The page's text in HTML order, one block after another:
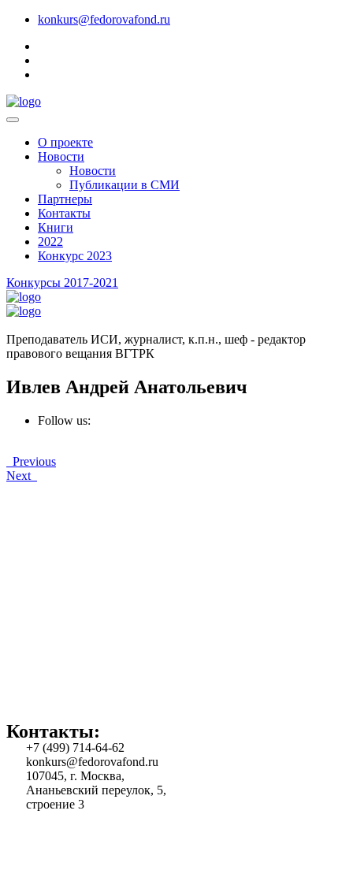
konkurs@fedorovafond.ru
О проекте
Новости
Новости
Публикации в СМИ
Партнеры
Контакты
Книги
2022
Конкурс 2023
Конкурсы 2017-2021
Преподаватель ИСИ, журналист, к.п.н., шеф - редактор
правового вещания ВГТРК
Ивлев Андрей Анатольевич
Follow us:
Previous
Next
Контакты:
+7 (499) 714-64-62
konkurs@fedorovafond.ru
107045, г. Москва,
Ананьевский переулок, 5,
строение 3